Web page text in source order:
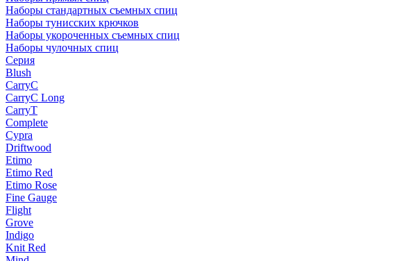
Наборы стандартных съемных спиц
Наборы тунисских крючков
Наборы укороченных съемных спиц
Наборы чулочных спиц
Серия
Blush
CarryC
CarryC Long
CarryT
Complete
Cypra
Driftwood
Etimo
Etimo Red
Etimo Rose
Fine Gauge
Flight
Grove
Indigo
Knit Red